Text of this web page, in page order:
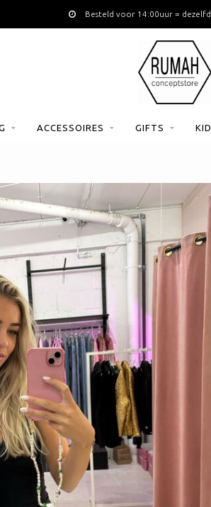
Besteld voor 14:00uur =
ACCESSOIRES GIFTS